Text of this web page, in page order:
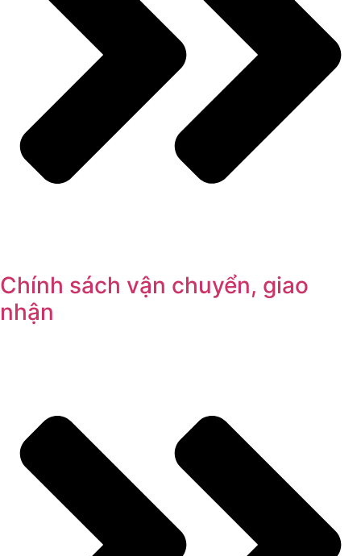
Chính sách vận chuyển, giao
nhận